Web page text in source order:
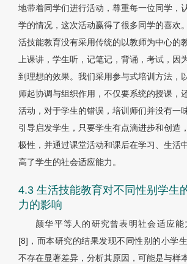
地带着同学们进行活动，尊重每一位同学，
学的情况，这次活动赢得了很多同学的喜欢
活技能教育没有采用传统的以教师为中心
上课讲，学生听，记笔记，背诵，考试，因
到理想的效果。我们采用参与式培训方法，
师起协调与组织作用，不仅要系统的授课，
活动，对于学生的错误，培训师们并没有一
引导启发学生，只要学生有点滴进步和创造
极性，并通过课堂活动和课后在学习、生活
高了学生的社会适应能力。
4.3 生活技能教育对不同性别学生
力的影响
颜华平等人的研究曾表明社会适应
[8]，而本研究的结果发现不同性别的小学
不存在显著差异，分析其原因，可能是与样